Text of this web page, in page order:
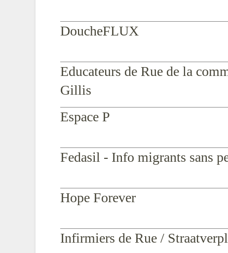
DoucheFLUX
Educateurs de Rue de la
Gillis
Espace P
Fedasil - Info migrants sans
Hope Forever
Infirmiers de Rue /